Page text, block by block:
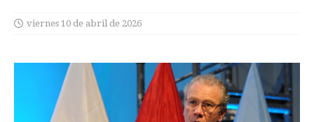
viernes 10 de abril de 2026